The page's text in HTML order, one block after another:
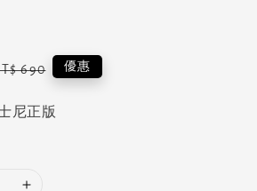
690 優惠
尼正版